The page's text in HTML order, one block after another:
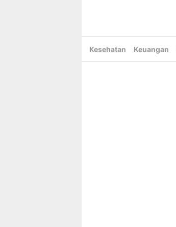
Kesehatan Keuangan